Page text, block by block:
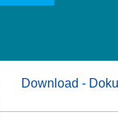
Download -